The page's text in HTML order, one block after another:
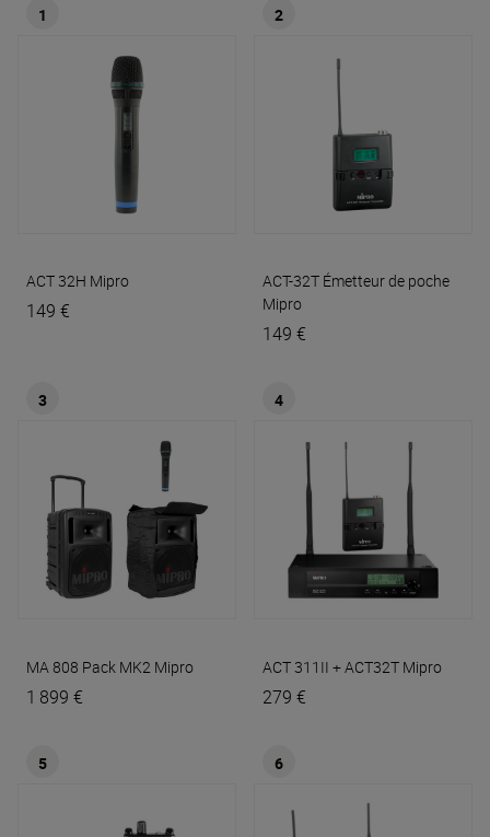
1
ACT 32H Mipro
149 €
2
ACT-32T Émetteur de poche
Mipro
149 €
3
MA 808 Pack MK2 Mipro
1 899 €
4
ACT 311II + ACT32T Mipro
279 €
5 6